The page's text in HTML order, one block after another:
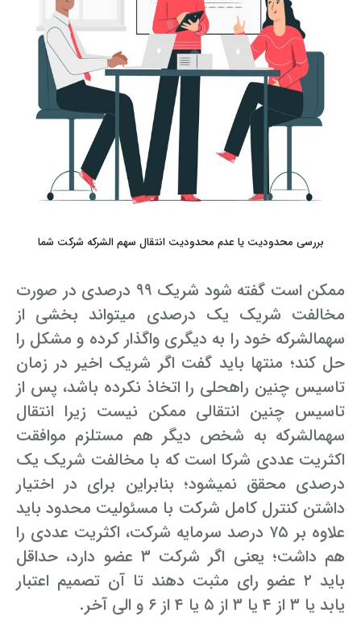
بررسی محدودیت یا عدم محدودیت انتقال سهم الشرکه شرکت شما
ممکن است گفته شود شریک ۹۹ درصدی در صورت
مخالفت شریک یک درصدی می­تواند بخشی از
سهم­الشرکه خود را به دیگری واگذار کرده و مشکل را
حل کند؛ منتها باید گفت اگر شریک اخیر در زمان
تاسیس چنین راه­حلی را اتخاذ نکرده باشد، پس از
تاسیس چنین انتقالی ممکن نیست زیرا انتقال
سهم­الشرکه به شخص دیگر هم مستلزم موافقت
اکثریت عددی شرکا است که با مخالفت شریک یک
درصدی محقق نمی­شود؛ بنابراین برای در اختیار
داشتن کنترل کامل شرکت با مسئولیت محدود باید
علاوه بر ۷۵ درصد سرمایه شرکت، اکثریت عددی را
هم داشت؛ یعنی اگر شرکت ۳ عضو دارد، حداقل
باید ۲ عضو رای مثبت دهند تا آن تصمیم اعتبار
یابد یا ۳ از ۴ یا ۳ از ۵ یا ۴ از ۶ و الی آخر.